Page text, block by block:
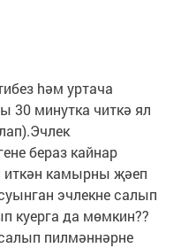
hәм уртача
30 минутка читкә ял
бераз кайнар
иткән камырны җәеп
эчлекне салып
куерга да мөмкин??
пилмәннәрне